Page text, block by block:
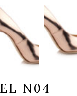
N04